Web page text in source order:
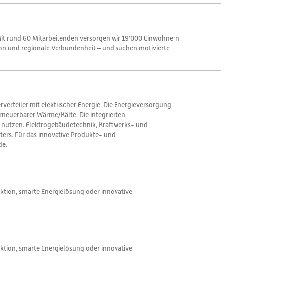
rund 60 Mitarbeitenden versorgen wir 19'000 Einwohnern
und regionale Verbundenheit – und suchen motivierte
mit elektrischer Energie. Die Energieversorgung
Wärme/Kälte. Die integrierten
Elektrogebäudetechnik, Kraftwerks- und
Für das innovative Produkte- und
smarte Energielösung oder innovative
smarte Energielösung oder innovative